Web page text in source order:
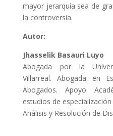
mayor jerarquía sea de
la controversia.
Autor:
Jhasselik Basauri Luyo
Abogada por la
Villarreal. Abogada en
Abogados. Apoyo
estudios de
Análisis y Resolución de